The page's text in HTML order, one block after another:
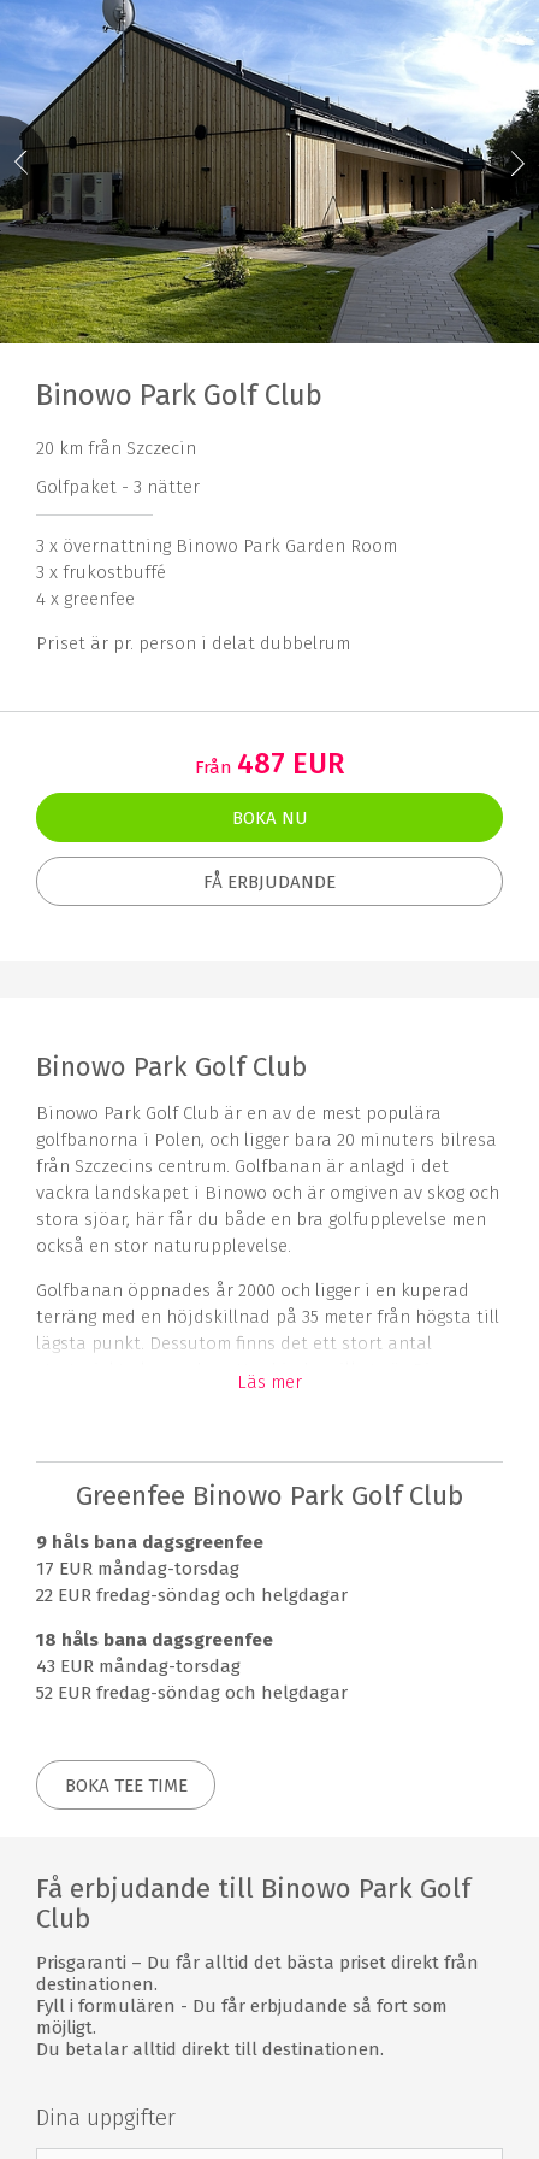
Binowo Park Golf Club
20 km från Szczecin
Golfpaket - 3 nätter
3 x övernattning Binowo Park Garden Room
3 x frukostbuffé
4 x greenfee
Priset är pr. person i delat dubbelrum
Från 487 EUR
BOKA NU
FÅ ERBJUDANDE
Binowo Park Golf Club
Binowo Park Golf Club är en av de mest populära
golfbanorna i Polen, och ligger bara 20 minuters bilresa
från Szczecins centrum. Golfbanan är anlagd i det
vackra landskapet i Binowo och är omgiven av skog och
stora sjöar, här får du både en bra golfupplevelse men
också en stor naturupplevelse.
Golfbanan öppnades år 2000 och ligger i en kuperad
terräng med en höjdskillnad på 35 meter från högsta till
lägsta punkt. Dessutom finns det ett stort antal
strategiskt placerade vattenhinder vilket gör Binowo
Golfbanans signaturhål är det 17:e hålet som spelas
över vattnet, och 18:e hålet där det finns vattenhinder
greenen är out of bounds.
9 håls banan är en naturskön golfbana som kan
ha en längre runda. Binowo Park Golf Club har
dessutom ett bra träningsområde med driving range och
fler greener där du kan träna innan du börjar din
Binowo Park Garden Rooms
Bo i ett av de 12 helt nya, bekväma rummen i Binowo
Binowo Park Golf Club. Vart och ett av de 25 m2 stora
rummen är möblerade med två separata sängar som
dusch och en sittgrupp med internet, TV och
vattenkokare. Alla rum har även tillgång till en terrass
med fantastisk utsikt över golfbanorna och skogen
Beech.
Läs mer
Greenfee Binowo Park Golf Club
9 håls bana dagsgreenfee
17 EUR måndag-torsdag
22 EUR fredag-söndag och helgdagar
18 håls bana dagsgreenfee
43 EUR måndag-torsdag
52 EUR fredag-söndag och helgdagar
BOKA TEE TIME
Få erbjudande till Binowo Park Golf
Club
Prisgaranti – Du får alltid det bästa priset direkt från
destinationen.
Fyll i formulären - Du får erbjudande så fort som
möjligt.
Du betalar alltid direkt till destinationen.
Dina uppgifter